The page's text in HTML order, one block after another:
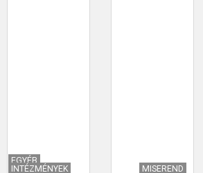
EGYÉB
INTÉZMÉNYEK
MISEREND